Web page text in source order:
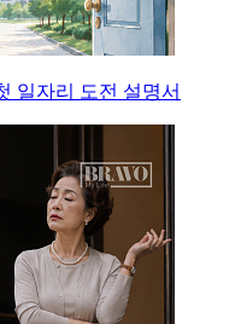
일자리 도전 설명서